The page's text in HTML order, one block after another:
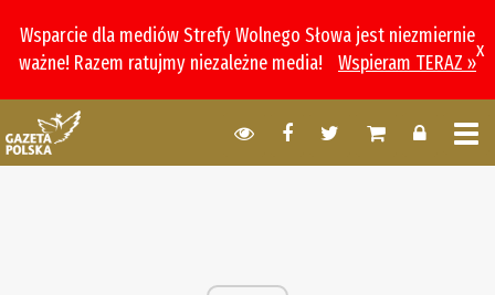
Wsparcie dla mediów Strefy Wolnego Słowa jest niezmiernie
ważne! Razem ratujmy niezależne media!
Wspieram TERAZ »
x